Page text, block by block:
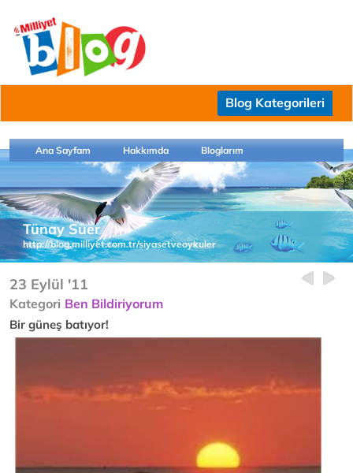
Blog Kategorileri
Ana Sayfam Hakkımda Bloglarım
Tünay Süer
http://blog.milliyet.com.tr/siyasetveoykuler
23 Eylül '11
Kategori Ben Bildiriyorum
Bir güneş batıyor!